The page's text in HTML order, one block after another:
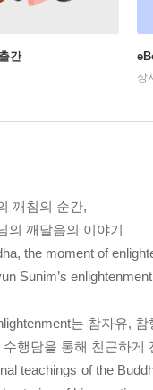
간
상
깨침의 순간,
의 깨달음의 이야기
the moment of
Sunim’s enlightenment
는 참자유,
행담을 통해 친근하게
teachings of the